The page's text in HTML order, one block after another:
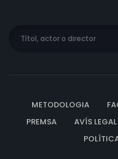
METODOLOGIA
PREMSA
AVÍS LEGAL